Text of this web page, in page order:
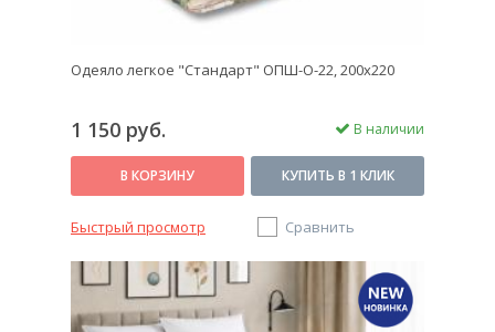
Одеяло легкое "Стандарт" ОПШ-О-22, 200х220
1 150 руб. В наличии
В КОРЗИНУ КУПИТЬ В 1 КЛИК
Быстрый просмотр Сравнить